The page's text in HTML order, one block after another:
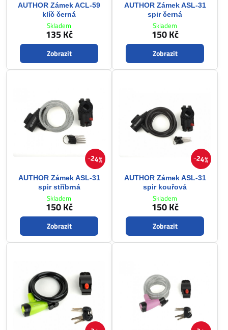
AUTHOR Zámek ACL-59
klíč černá
Skladem
135 Kč
Zobrazit
AUTHOR Zámek ASL-31
spir černá
Skladem
150 Kč
Zobrazit
24%
AUTHOR Zámek ASL-31
spir stříbrná
Skladem
150 Kč
Zobrazit
24%
AUTHOR Zámek ASL-31
spir kouřová
Skladem
150 Kč
Zobrazit